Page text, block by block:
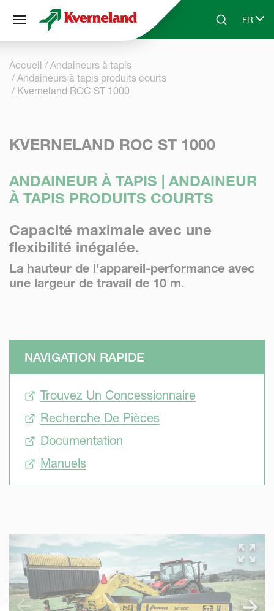
Skip to main contentSearchFR
Select
Accueil
Andaineurs à tapis
Andaineurs à tapis produits courts
Kverneland ROC ST 1000
KVERNELAND ROC ST 1000
ANDAINEUR À TAPIS | ANDAINEUR
À TAPIS PRODUITS COURTS
Capacité maximale avec une
flexibilité inégalée.
La hauteur de l'appareil-performance avec
une largeur de travail de 10 m.
NAVIGATION RAPIDE
Trouvez Un Concessionnaire
Recherche De Pièces
Documentation
Manuels
Panneau de gestion des cookies